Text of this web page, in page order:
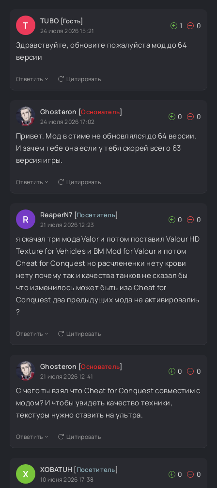
T TUBO [Гость]
24 июля 2026 15:21
1 0
Здравствуйте, обновите пожалуйста мод до 64
версии
Ответить Цитировать
Ghosteron [Основатель]
24 июля 2026 17:02
0 0
Привет. Мод в стиме не обновлялся до 64 версии.
И зачем тебе она если у тебя скорей всего 63
версия игры.
Ответить Цитировать
R ReaperN7 [Посетитель]
21 июля 2026 12:23
0 0
я скачал три мода Valor и потом поставил Valour HD
Texture for Vehicles и BM Mod for Valour и потом
Cheat for Conquest но расчлененки нету крови
нету почему так и качества танков не сказал бы
что изменилось может быть иза Cheat for
Conquest два предыдущих мода не активировалиь
?
Ответить Цитировать
Ghosteron [Основатель]
21 июля 2026 12:41
0 0
С чего ты взял что Cheat for Conquest совместим с
модом? И чтобы увидеть качество техники,
текстуры нужно ставить на ультра.
Ответить Цитировать
X XOBATUH [Посетитель]
10 июня 2026 17:38
0 0